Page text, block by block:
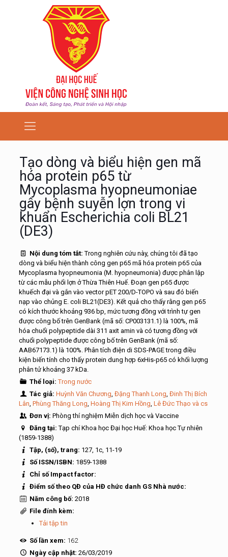
Tạo dòng và biểu hiện gen mã
hóa protein p65 từ
Mycoplasma hyopneumoniae
gây bệnh suyễn lợn trong vi
khuẩn Escherichia coli BL21
(DE3)
Nội dung tóm tắt:Trong nghiên cứu này, chúng tôi đã tạo
dòng và biểu hiện thành công gen p65 mã hóa protein p65 của
Mycoplasma hyopneumonia (M. hyopneumonia) được phân lập
từ các mẫu phổi lợn ở Thừa Thiên Huế. Đoạn gen p65 được
khuếch đại và gắn vào vector pET 200/D-TOPO và sau đó biến
nạp vào chủng E. coli BL21(DE3). Kết quả cho thấy rằng gen p65
có kích thước khoảng 936 bp, mức tương đồng với trình tự gen
được công bố trên GenBank (mã số: CP003131.1) là 100%, mã
hóa chuổi polypeptide dài 311 axit amin và có tương đồng với
chuổi polypeptide được công bố trên GenBank (mã số:
AAB67173.1) là 100%. Phân tích điện di SDS-PAGE trong điều
kiện biến tính cho thấy protein dung hợp 6xHis-p65 có khối lượng
phân tử khoảng 37 kDa.
Thể loại:Trong nước
Tác giả: Huỳnh Văn Chương, Đặng Thanh Long, Đinh Thị Bích
Lân, Phùng Thăng Long, Hoàng Thị Kim Hồng, Lê Đức Thạo và cs
Đơn vị: Phòng thí nghiệm Miễn dịch học và Vaccine
Đăng tại:Tạp chí Khoa học Đại học Huế: Khoa học Tự nhiên
(1859-1388)
Tập, (số), trang: 127, 1c, 11-19
Số ISSN/ISBN: 1859-1388
Chỉ số Impact factor:
Điểm số theo QĐ của HĐ chức danh GS Nhà nước:
Năm công bố: 2018
File đính kèm:
Tải tập tin
Số lần xem: 162
Ngày cập nhật: 26/03/2019